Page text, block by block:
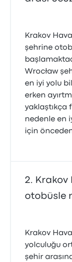
Krakov
şehrine
Wrocław
en iyi yolu
erken
yaklaştıkça
nedenle en
için
Krakov
otobüsle
Krakov
yolculuğu
şehir